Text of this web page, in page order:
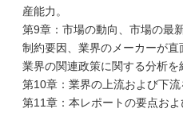
産能力。
第9章：市場の動向、市場の最
制約要因、業界のメーカーが
業界の関連政策に関する分析を
第10章：業界の上流および下流
第11章：本レポートの要点およ